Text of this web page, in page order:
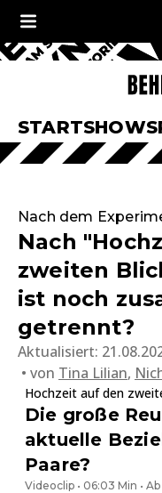
STARTSHOWS
Nach dem
Nach
zweiten
ist noch
getrennt?
Aktualisiert:
von Tina Lilian,
Hochzeit auf den
Die große
aktuelle
Paare?
Videoclip • 06:03 Min • Ab